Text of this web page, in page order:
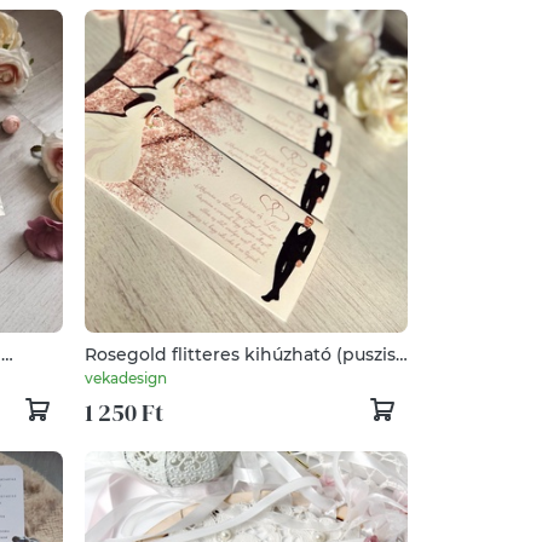
Rosegold flitteres kihúzható (puszis)
esküvői meghívó
vekadesign
1 250 Ft